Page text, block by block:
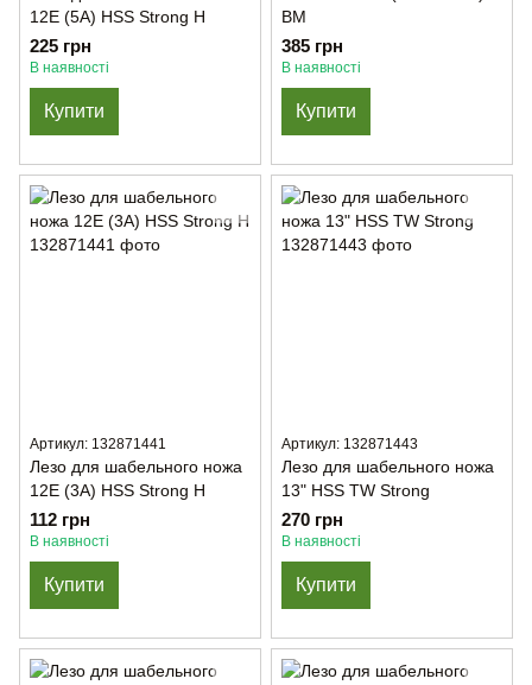
12E (5А) HSS Strong H
225 грн
В наявності
Купити
BM
385 грн
В наявності
Купити
Артикул: 132871441
Лезо для шабельного ножа
12E (3А) HSS Strong H
112 грн
В наявності
Купити
Артикул: 132871443
Лезо для шабельного ножа
13" HSS TW Strong
270 грн
В наявності
Купити